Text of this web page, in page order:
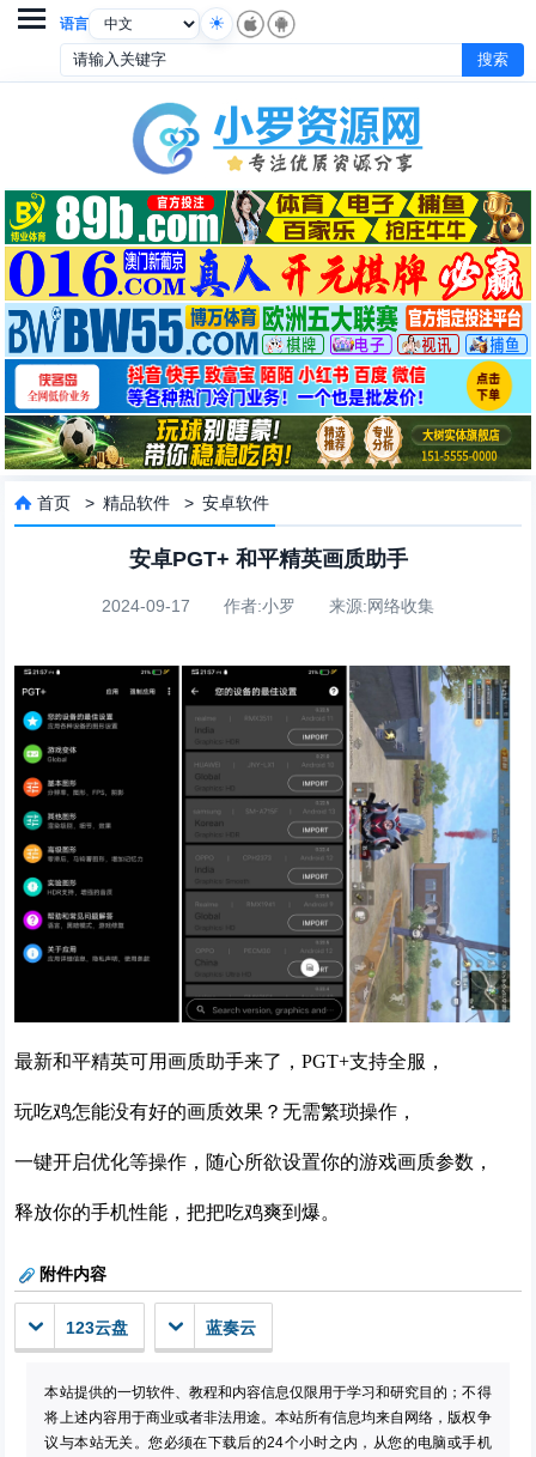
语言

 首页 >精品软件 >安卓软件
安卓PGT+ 和平精英画质助手
2024-09-17 作者:小罗 来源:网络收集
最新和平精英可用画质助手来了，PGT+支持全服，
玩吃鸡怎能没有好的画质效果？无需繁琐操作，
一键开启优化等操作，随心所欲设置你的游戏画质参数，
释放你的手机性能，把把吃鸡爽到爆。
附件内容
123云盘 蓝奏云
本站提供的一切软件、教程和内容信息仅限用于学习和研究目的；不得
将上述内容用于商业或者非法用途。本站所有信息均来自网络，版权争
议与本站无关。您必须在下载后的24个小时之内，从您的电脑或手机